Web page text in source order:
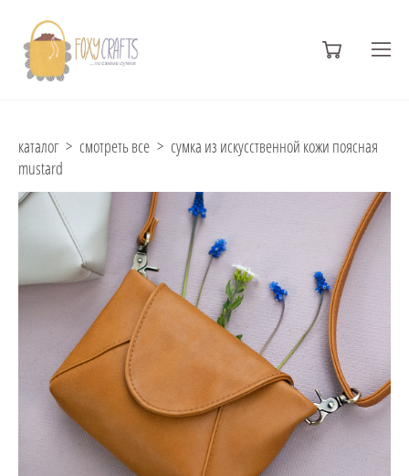
каталог > смотреть все > сумка из искусственной кожи поясная
mustard